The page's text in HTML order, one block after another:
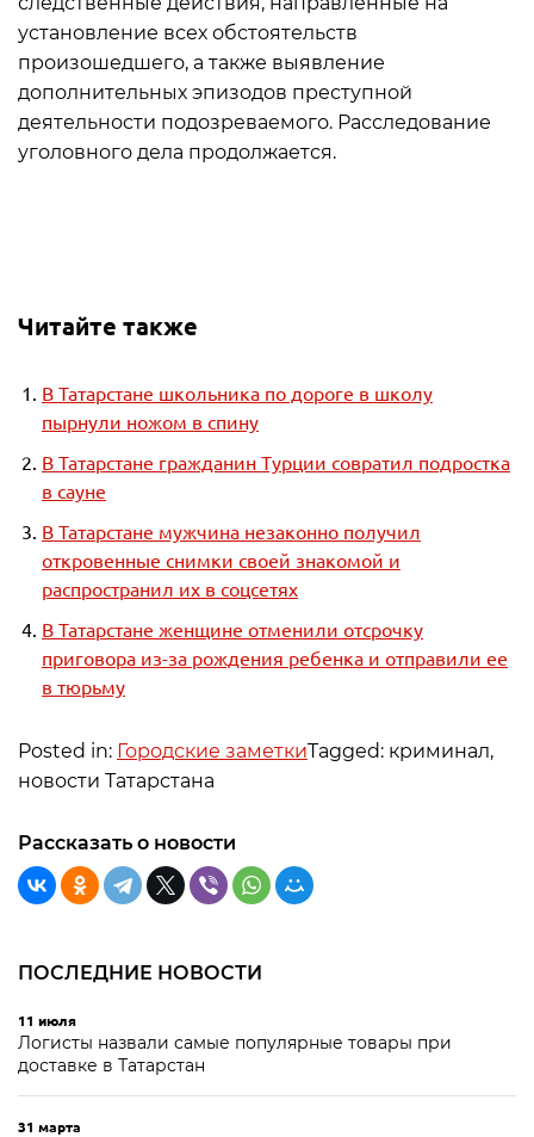
установление всех обстоятельств
произошедшего, а также выявление
дополнительных эпизодов преступной
деятельности подозреваемого. Расследование
уголовного дела продолжается.
Читайте также
В Татарстане школьника по дороге в школу
пырнули ножом в спину
В Татарстане гражданин Турции совратил подростка
в сауне
В Татарстане мужчина незаконно получил
откровенные снимки своей знакомой и
распространил их в соцсетях
В Татарстане женщине отменили отсрочку
приговора из-за рождения ребенка и отправили ее
в тюрьму
Posted in: Городские заметкиTagged: криминал,
новости Татарстана
Рассказать о новости
ПОСЛЕДНИЕ НОВОСТИ
11 июля
Логисты назвали самые популярные товары при
доставке в Татарстан
31 марта